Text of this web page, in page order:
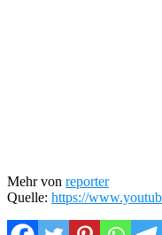
Mehr von reporter
Quelle: https://